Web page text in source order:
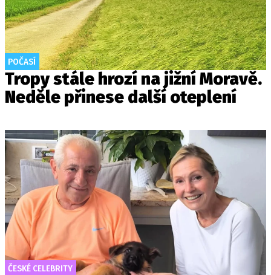
POČASÍ
Tropy stále hrozí na jižní Moravě.
Neděle přinese další oteplení
ČESKÉ CELEBRITY